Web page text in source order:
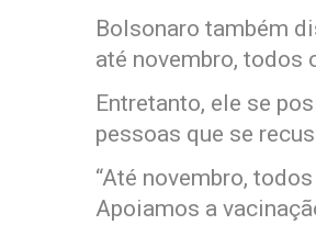
Bolsonaro também
até novembro, todos
Entretanto, ele se
pessoas que se
“Até novembro,
Apoiamos a